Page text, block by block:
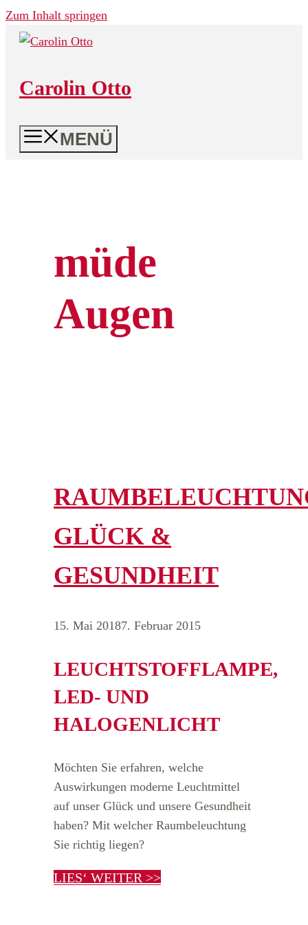
Zum Inhalt springen
Carolin Otto
MENÜ
müde
Augen
GLÜCK &
GESUNDHEIT
15. Mai 20187. Februar 2015
LEUCHTSTOFFLAMPE,
LED- UND
HALOGENLICHT
Möchten Sie erfahren, welche
Auswirkungen moderne Leuchtmittel
auf unser Glück und unsere Gesundheit
haben? Mit welcher Raumbeleuchtung
Sie richtig liegen?
LIES‘ WEITER >>